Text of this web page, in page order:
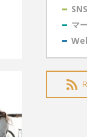
マ